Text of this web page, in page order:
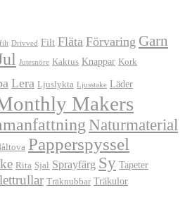
Drivved Filt Fläta Förvaring Garn
Jutesnöre Kaktus Knappar Kork
Lera Ljuslykta Ljusstake Läder
Makers
Naturmaterial
Papperspyssel
Rita Sjal Sprayfärg Sy Tapeter
Träknubbar Träkulor